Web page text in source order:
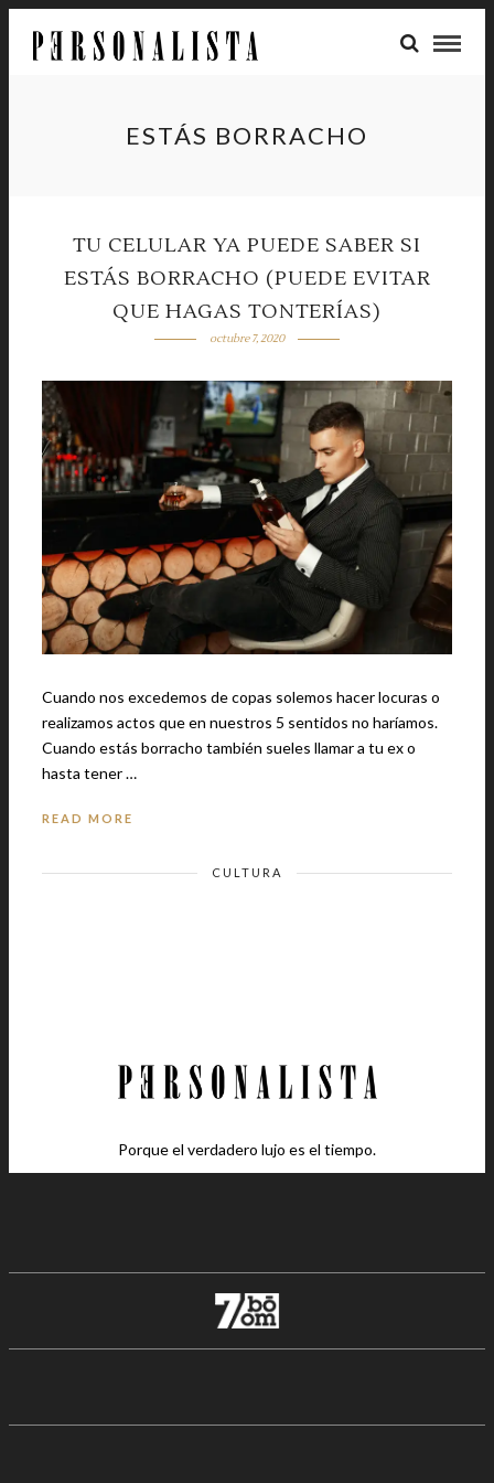
ESTÁS BORRACHO
TU CELULAR YA PUEDE SABER SI
ESTÁS BORRACHO (PUEDE EVITAR
QUE HAGAS TONTERÍAS)
octubre 7, 2020
Cuando nos excedemos de copas solemos hacer locuras o
realizamos actos que en nuestros 5 sentidos no haríamos.
Cuando estás borracho también sueles llamar a tu ex o
hasta tener …
READ MORE
CULTURA
Porque el verdadero lujo es el tiempo.